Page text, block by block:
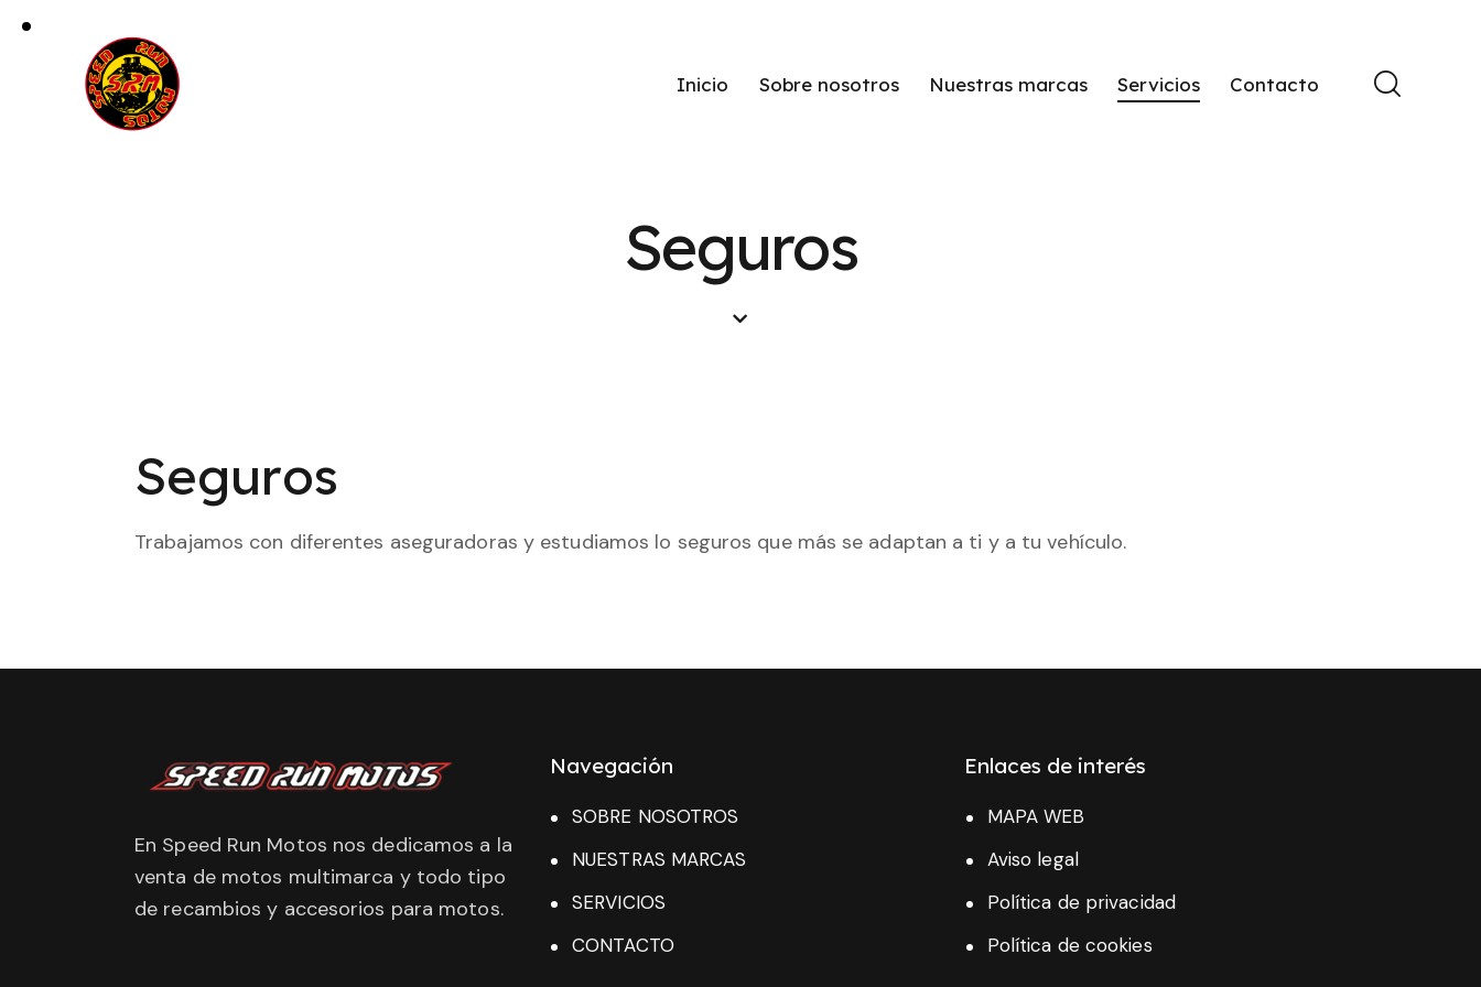
Inicio Sobre nosotros Nuestras marcas Servicios Contacto
Seguros
Seguros
Trabajamos con diferentes aseguradoras y estudiamos lo seguros que más se adaptan a ti y a tu vehículo.
En Speed Run Motos nos dedicamos a la
venta de motos multimarca y todo tipo
de recambios y accesorios para motos.
Navegación
SOBRE NOSOTROS
NUESTRAS MARCAS
SERVICIOS
CONTACTO
Enlaces de interés
MAPA WEB
Aviso legal
Política de privacidad
Política de cookies